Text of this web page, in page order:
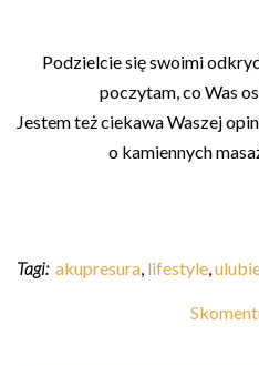
Podzielcie się swoimi
poczytam, co Was
Jestem też ciekawa Waszej
o kamiennych
Tagi: akupresura, lifestyle,